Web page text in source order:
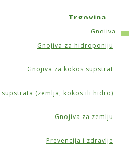
Trgovina
Gnojiva
Gnojiva za hidroponiju
Gnojiva za kokos supstrat
supstrata (zemlja, kokos ili hidro)
Gnojiva za zemlju
Prevencija i zdravlje